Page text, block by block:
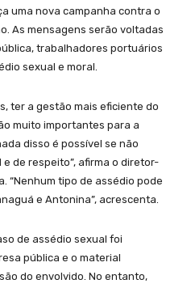
uma nova campanha contra o
As mensagens serão voltadas
trabalhadores portuários
sexual e moral.
ter a gestão mais eficiente do
muito importantes para a
disso é possível se não
de respeito”, afirma o diretor-
“Nenhum tipo de assédio pode
e Antonina”, acrescenta.
de assédio sexual foi
pública e o material
do envolvido. No entanto,